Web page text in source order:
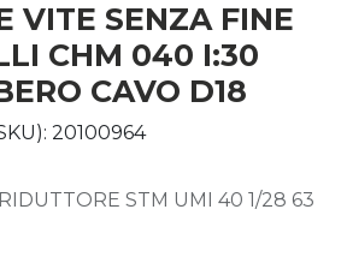
VITE SENZA FINE
CHM 040 I:30
CAVO D18
20100964
STM UMI 40 1/28 63